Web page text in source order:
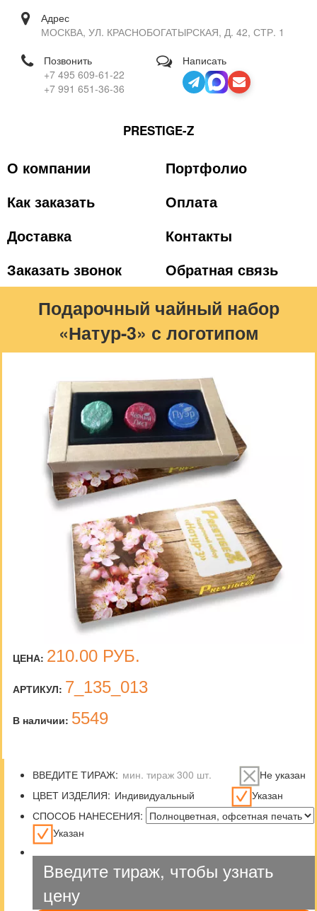
Адрес
МОСКВА, УЛ. КРАСНОБОГАТЫРСКАЯ, Д. 42, СТР. 1
Позвонить
+7 495 609-61-22
+7 991 651-36-36
Написать
PRESTIGE-Z
О компании
Портфолио
Как заказать
Оплата
Доставка
Контакты
Заказать звонок
Обратная связь
Подарочный чайный набор
«Натур-3» с логотипом
ЦЕНА: 210.00 РУБ.
АРТИКУЛ: 7_135_013
В наличии: 5549
ВВЕДИТЕ ТИРАЖ:
Не указан
ЦВЕТ ИЗДЕЛИЯ:
Указан
СПОСОБ НАНЕСЕНИЯ:
Указан
Введите тираж, чтобы узнать
цену